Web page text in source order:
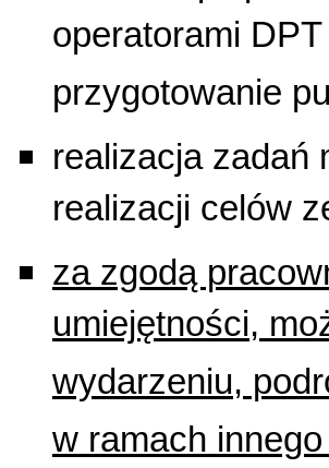
operatorami
przygotowanie
realizacja zadań
realizacji celów
za zgodą
umiejętności,
wydarzeniu,
w ramach